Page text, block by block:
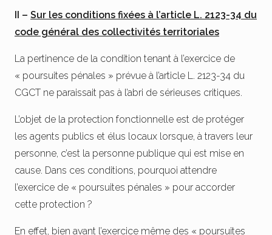
II – Sur les conditions fixées à l’article L. 2123-34 du
code général des collectivités territoriales
La pertinence de la condition tenant à l’exercice de
« poursuites pénales » prévue à l’article L. 2123-34 du
CGCT ne paraissait pas à l’abri de sérieuses critiques.
L’objet de la protection fonctionnelle est de protéger
les agents publics et élus locaux lorsque, à travers leur
personne, c’est la personne publique qui est mise en
cause. Dans ces conditions, pourquoi attendre
l’exercice de « poursuites pénales » pour accorder
cette protection ?
En effet, bien avant l’exercice même des « poursuites